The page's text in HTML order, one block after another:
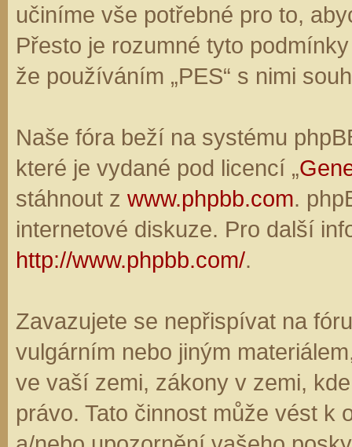
učiníme vše potřebné pro to,
Přesto je rozumné tyto
že používáním „PES“ s nimi
Naše fóra beží na systému
které je vydané pod licencí „
stáhnout z www.phpbb.com.
internetové diskuze. Pro další
http://www.phpbb.com/.
Zavazujete se nepřispívat na
vulgárním nebo jiným
ve vaší zemi, zákony v zemi,
právo. Tato činnost může vést k